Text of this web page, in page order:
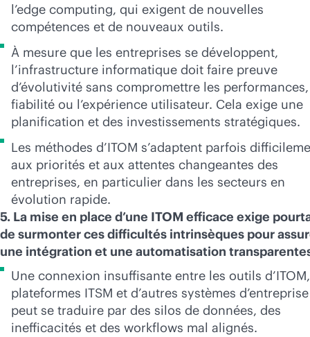
l’edge computing, qui exigent de nouvelles
compétences et de nouveaux outils.
À mesure que les entreprises se développent,
l’infrastructure informatique doit faire preuve
d’évolutivité sans compromettre les
fiabilité ou l’expérience utilisateur. Cela exige une
planification et des investissements stratégiques.
Les méthodes d’ITOM s’adaptent parfois
aux priorités et aux attentes changeantes des
entreprises, en particulier dans les secteurs en
évolution rapide.
5. La mise en place d’une ITOM efficace exige
de surmonter ces difficultés intrinsèques pour
une intégration et une automatisation
Une connexion insuffisante entre les outils
plateformes ITSM et d’autres systèmes d’entreprise
peut se traduire par des silos de données, des
inefficacités et des workflows mal alignés.